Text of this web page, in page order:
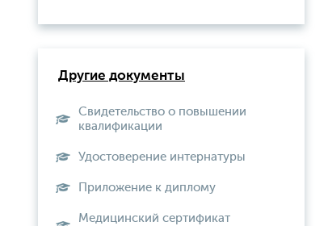
Другие документы
Свидетельство о повышении
квалификации
Удостоверение интернатуры
Приложение к диплому
Медицинский сертификат